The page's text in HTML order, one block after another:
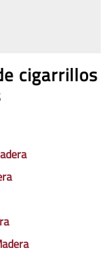
cigarrillos